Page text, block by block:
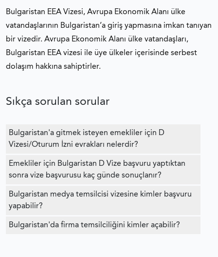
Bulgaristan EEA Vizesi, Avrupa Ekonomik Alanı ülke
vatandaşlarının Bulgaristan’a giriş yapmasına imkan tanıyan
bir vizedir. Avrupa Ekonomik Alanı ülke vatandaşları,
Bulgaristan EEA vizesi ile üye ülkeler içerisinde serbest
dolaşım hakkına sahiptirler.
Sıkça sorulan sorular
Bulgaristan'a gitmek isteyen emekliler için D
Vizesi/Oturum İzni evrakları nelerdir?
Emekliler için Bulgaristan D Vize başvuru yaptıktan
sonra vize başvurusu kaç günde sonuçlanır?
Bulgaristan medya temsilcisi vizesine kimler başvuru
yapabilir?
Bulgaristan'da firma temsilciliğini kimler açabilir?